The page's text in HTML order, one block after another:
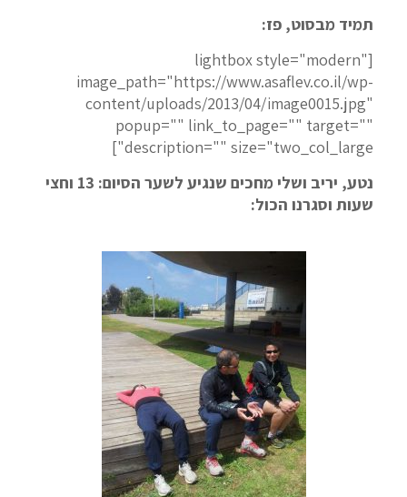
תמיד מבסוט, פז:
[lightbox style="modern"
image_path="https://www.asaflev.co.il/wp-
content/uploads/2013/04/image0015.jpg"
popup="" link_to_page="" target=""
description="" size="two_col_large"]
נטע, יריב ושלי מחכים שנגיע לשער הסיום: 13 וחצי
שעות וסגרנו הכול: